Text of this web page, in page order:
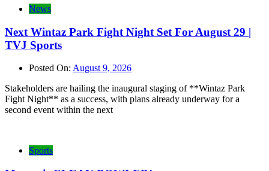
News
Next Wintaz Park Fight Night Set For August 29 |
TVJ Sports
Posted On: August 9, 2026
Stakeholders are hailing the inaugural staging of **Wintaz Park
Fight Night** as a success, with plans already underway for a
second event within the next
Sports